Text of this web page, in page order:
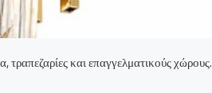
και επαγγελματικούς χώρους.